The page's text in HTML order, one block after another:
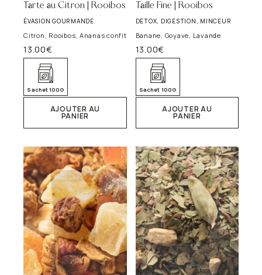
Tarte au Citron | Rooibos
ÉVASION GOURMANDE
Citron, Rooibos, Ananas confit
13.00€
Sachet 100G
AJOUTER AU
PANIER
Taille Fine | Rooibos
DETOX, DIGESTION, MINCEUR
Banane, Goyave, Lavande
13.00€
Sachet 100G
AJOUTER AU
PANIER